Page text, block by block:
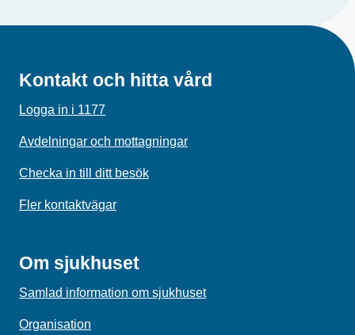
Kontakt och hitta vård
Logga in i 1177
Avdelningar och mottagningar
Checka in till ditt besök
Fler kontaktvägar
Om sjukhuset
Samlad information om sjukhuset
Organisation